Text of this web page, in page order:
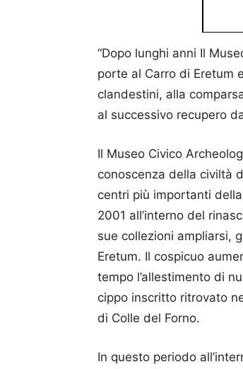
“Dopo lunghi anni Il
porte al Carro di Eretum
clandestini, alla
al successivo recupero
Il Museo Civico
conoscenza della civiltà
centri più importanti
2001 all’interno del
sue collezioni ampliarsi,
Eretum. Il cospicuo
tempo l’allestimento di
cippo inscritto ritrovato
di Colle del Forno.
In questo periodo